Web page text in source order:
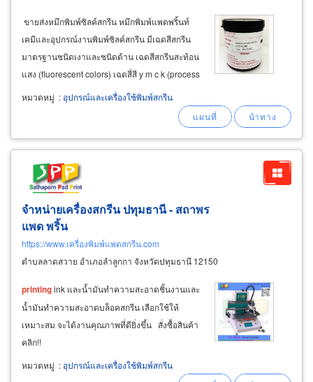
​ขายส่งหมึกพิมพ์ซิลค์สกรีน หมึกพิมพ์แพดพริ้นท์
เคมีและอุปกรณ์งานพิมพ์ซิลค์สกรีน มีเฉดสีสกรีน
มาตรฐานชนิดเงาและชนิดด้าน เฉดสีสกรีนสะท้อน
แสง (fluorescent colors) เฉดสี่สี y m c k (process
color) ​ขายส่งหมึกพิมพ์สกรีนสูตรน้ำมัน (solvent
ink) รองรับงานพิมพ์บนพื้น
หมวดหมู่ : อุปกรณ์และเครื่องใช้พิมพ์สกรีน
จำหน่ายเครื่องสกรีน ปทุมธานี - สถาพร
แพด พริ้น
https://www.เครื่องพิมพ์แพดสกรีน.com
ตำบลลาดสวาย อำเภอลำลูกกา จังหวัดปทุมธานี 12150
printingink และน้ำมันทำความสะอาดชิ้นงานและ
น้ำมันทำความสะอาดบล็อคสกรีน เลือกใช้ให้
เหมาะสม จะได้งานคุณภาพที่ดียิ่งขึ้น สั่งซื้อสินค้า
คลิก!!
หมวดหมู่ : อุปกรณ์และเครื่องใช้พิมพ์สกรีน